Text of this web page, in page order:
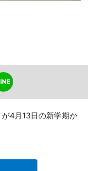
4月13日の新学期か